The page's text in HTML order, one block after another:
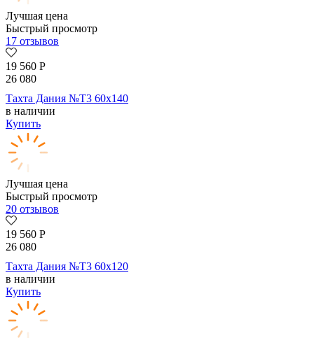
Лучшая цена
Быстрый просмотр
17 отзывов
19 560 Р
26 080
Тахта Дания №Т3 60х140
в наличии
Купить
Лучшая цена
Быстрый просмотр
20 отзывов
19 560 Р
26 080
Тахта Дания №Т3 60х120
в наличии
Купить